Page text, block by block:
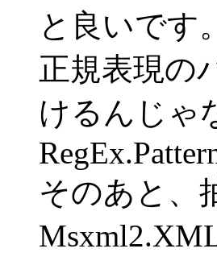
と良いです。
正規表現の
けるんじゃ
そのあと、